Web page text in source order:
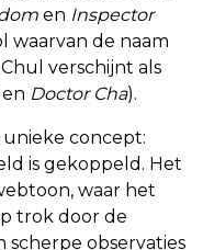
en Inspector
waarvan de naam
verschijnt als
Doctor Cha).
concept:
is gekoppeld. Het
waar het
trok door de
scherpe observaties